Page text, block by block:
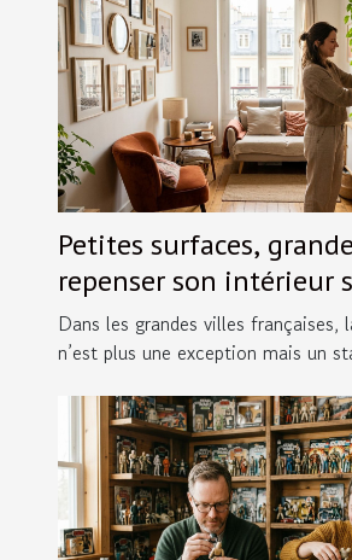
Petites surfaces,
repenser son intérieur
bouleverser
Dans les grandes villes françaises,
n’est plus une exception mais un